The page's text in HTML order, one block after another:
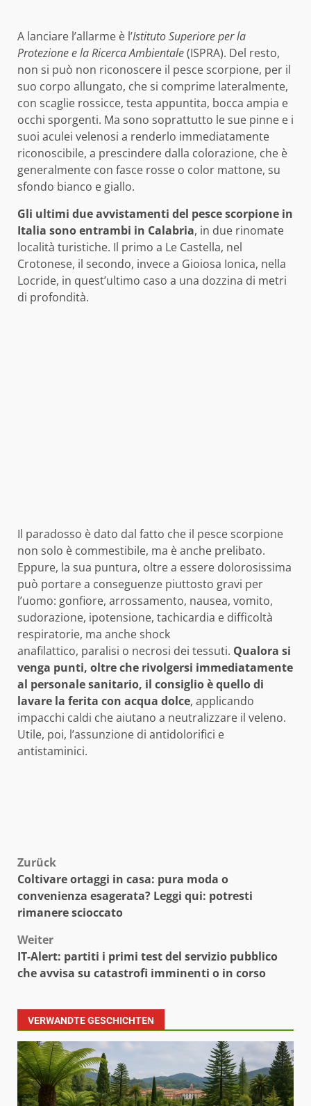
A lanciare l’allarme è l’Istituto Superiore per la
Protezione e la Ricerca Ambientale(ISPRA). Del resto,
non si può non riconoscere il pesce scorpione, per il
suo corpo allungato, che si comprime lateralmente,
con scaglie rossicce, testa appuntita, bocca ampia e
occhi sporgenti. Ma sono soprattutto le sue pinne e i
suoi aculei velenosi a renderlo immediatamente
riconoscibile, a prescindere dalla colorazione, che è
generalmente con fasce rosse o color mattone, su
sfondo bianco e giallo.
Gli ultimi due avvistamenti del pesce scorpione in
Italia sono entrambi in Calabria, in due rinomate
località turistiche. Il primo a Le Castella, nel
Crotonese, il secondo, invece a Gioiosa Ionica, nella
Locride, in quest’ultimo caso a una dozzina di metri
di profondità.
Il paradosso è dato dal fatto che il pesce scorpione
non solo è commestibile, ma è anche prelibato.
Eppure, la sua puntura, oltre a essere dolorosissima
può portare a conseguenze piuttosto gravi per
l’uomo: gonfiore, arrossamento, nausea, vomito,
sudorazione, ipotensione, tachicardia e difficoltà
respiratorie, ma anche shock
anafilattico, paralisi o necrosi dei tessuti. Qualora si
venga punti, oltre che rivolgersi immediatamente
al personale sanitario, il consiglio è quello di
lavare la ferita con acqua dolce, applicando
impacchi caldi che aiutano a neutralizzare il veleno.
Utile, poi, l’assunzione di antidolorifici e
antistaminici.
Beitragsnavigation
Zurück
Coltivare ortaggi in casa: pura moda o
convenienza esagerata? Leggi qui: potresti
rimanere scioccato
Weiter
IT-Alert: partiti i primi test del servizio pubblico
che avvisa su catastrofi imminenti o in corso
VERWANDTE GESCHICHTEN